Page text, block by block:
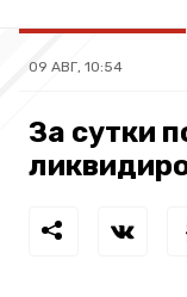
09 АВГ, 10:54
За сутки